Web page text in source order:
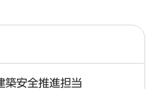
築安全推進担当